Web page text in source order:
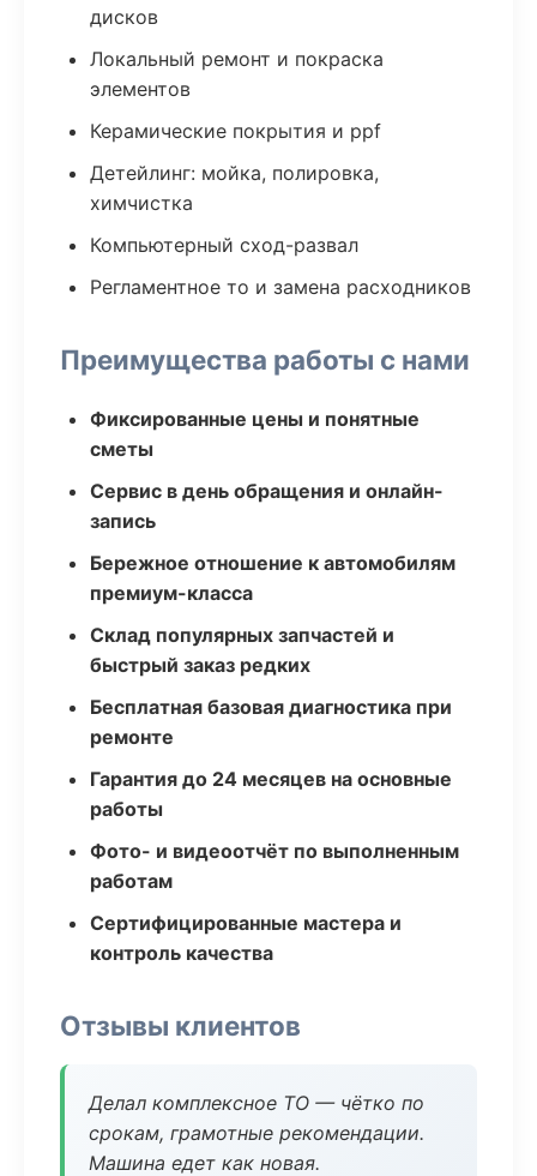
дисков
Локальный ремонт и покраска
элементов
Керамические покрытия и ppf
Детейлинг: мойка, полировка,
химчистка
Компьютерный сход-развал
Регламентное то и замена расходников
Преимущества работы с нами
Фиксированные цены и понятные
сметы
Сервис в день обращения и онлайн-
запись
Бережное отношение к автомобилям
премиум-класса
Склад популярных запчастей и
быстрый заказ редких
Бесплатная базовая диагностика при
ремонте
Гарантия до 24 месяцев на основные
работы
Фото- и видеоотчёт по выполненным
работам
Сертифицированные мастера и
контроль качества
Отзывы клиентов
Делал комплексное ТО — чётко по
срокам, грамотные рекомендации.
Машина едет как новая.